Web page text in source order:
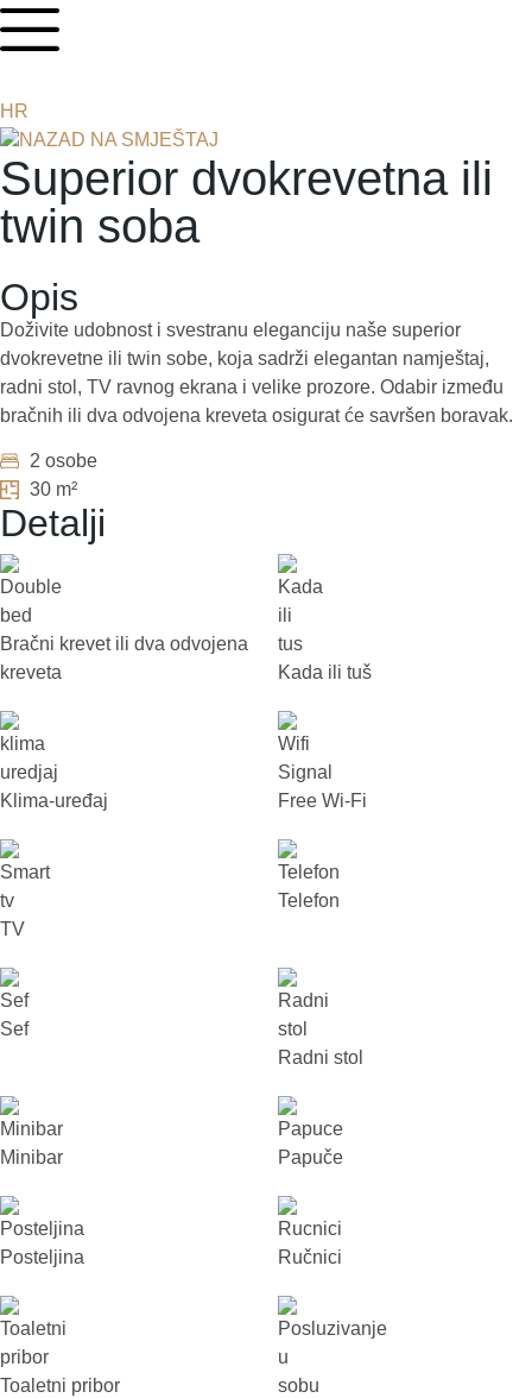
HR
IT
NAZAD NA SMJEŠTAJ
Superior dvokrevetna ili
twin soba
Opis
Doživite udobnost i svestranu eleganciju naše superior
dvokrevetne ili twin sobe, koja sadrži elegantan namještaj,
radni stol, TV ravnog ekrana i velike prozore. Odabir između
bračnih ili dva odvojena kreveta osigurat će savršen boravak.
2 osobe
30 m²
Detalji
Bračni krevet ili dva odvojena
kreveta
Kada ili tuš
Klima-uređaj Free Wi-Fi
TV
Telefon
Sef
Radni stol
Minibar Papuče
Posteljina Ručnici
Toaletni pribor